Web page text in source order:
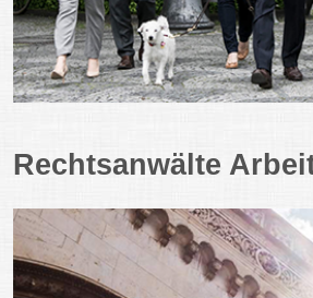
Rechtsanwälte